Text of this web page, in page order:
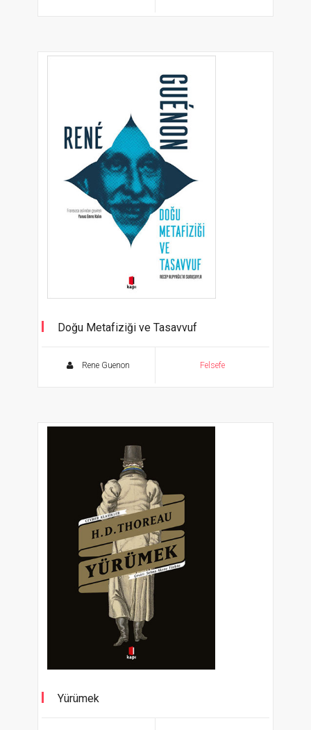
Doğu Metafiziği ve Tasavvuf
Rene Guenon Felsefe
Yürümek